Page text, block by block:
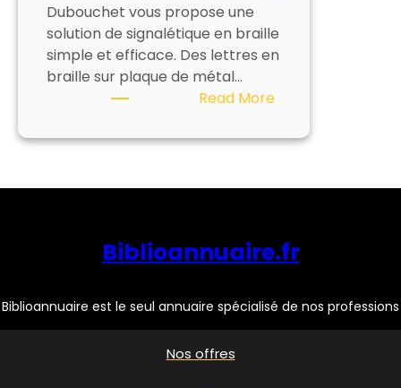
Dubouchet vous propose une
solution de signalétique en braille
simple et efficace. Des lettres en
braille sur plaque de métal…
Read More:
Biblioannuaire.fr
Biblioannuaire est le seul annuaire spécialisé de nos professions
Nos offres